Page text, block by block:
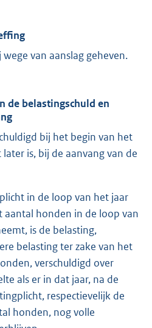
van aanslag geheven.
de belastingschuld en
bij het begin van het
is, bij de aanvang van de
in de loop van het jaar
aantal honden in de loop van
is de belasting,
belasting ter zake van het
verschuldigd over
als er in dat jaar, na de
respectievelijk de
honden, nog volle